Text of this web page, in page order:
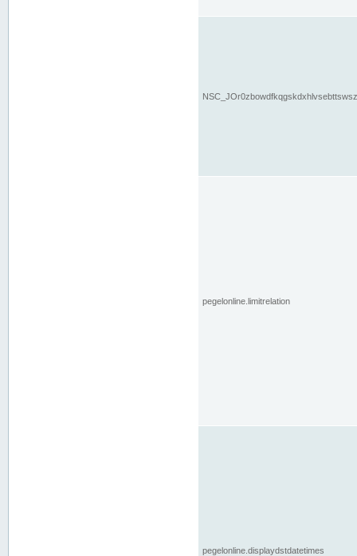
pegelonline.limitrelation
pegelonline.displaydstdatetimes